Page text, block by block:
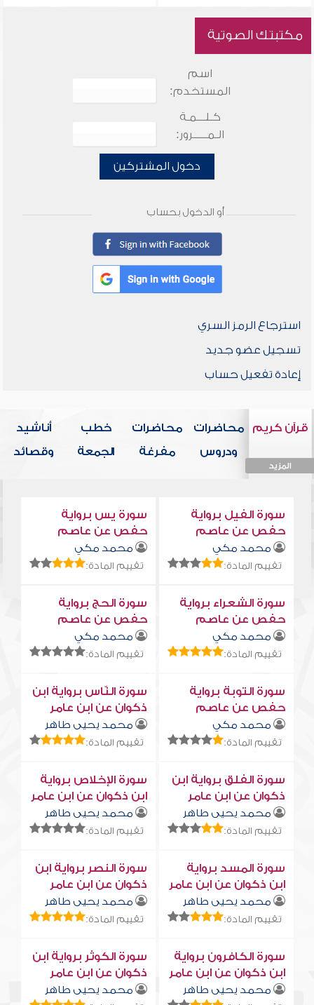
مكتبتك الصوتية
اسم
المستخدم:
كـلـــمـة
الـمـــــرور:
دخول المشتركين
أو الدخول بحساب
استرجاع الرمز السري
تسجيل عضو جديد
إعادة تفعيل حساب
قرآن كريم
المزيد
محاضرات
ودروس
محاضرات
مفرغة
خطب
الجمعة
أناشيد
وقصائد
سورة الفيل برواية
حفص عن عاصم
محمد مكي
تقييم المادة:
سورة يس برواية
حفص عن عاصم
محمد مكي
تقييم المادة:
سورة الشعراء برواية
حفص عن عاصم
محمد مكي
تقييم المادة:
سورة الحج برواية
حفص عن عاصم
محمد مكي
تقييم المادة:
سورة التوبة برواية
حفص عن عاصم
محمد مكي
تقييم المادة:
سورة النّاس برواية ابن
ذكوان عن ابن عامر
محمد يحيى طاهر
تقييم المادة:
سورة الفلق برواية ابن
ذكوان عن ابن عامر
محمد يحيى طاهر
تقييم المادة:
سورة الإخلاص برواية
ابن ذكوان عن ابن عامر
محمد يحيى طاهر
تقييم المادة:
سورة المسد برواية
ابن ذكوان عن ابن عامر
محمد يحيى طاهر
تقييم المادة:
سورة النصر برواية ابن
ذكوان عن ابن عامر
محمد يحيى طاهر
تقييم المادة:
سورة الكافرون برواية
ابن ذكوان عن ابن عامر
محمد يحيى طاهر
سورة الكوثر برواية ابن
ذكوان عن ابن عامر
محمد يحيى طاهر